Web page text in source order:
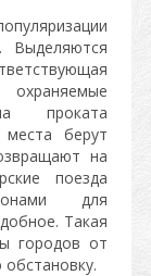
Выделяются
проката
берут
на
поезда
для
Такая
городов от